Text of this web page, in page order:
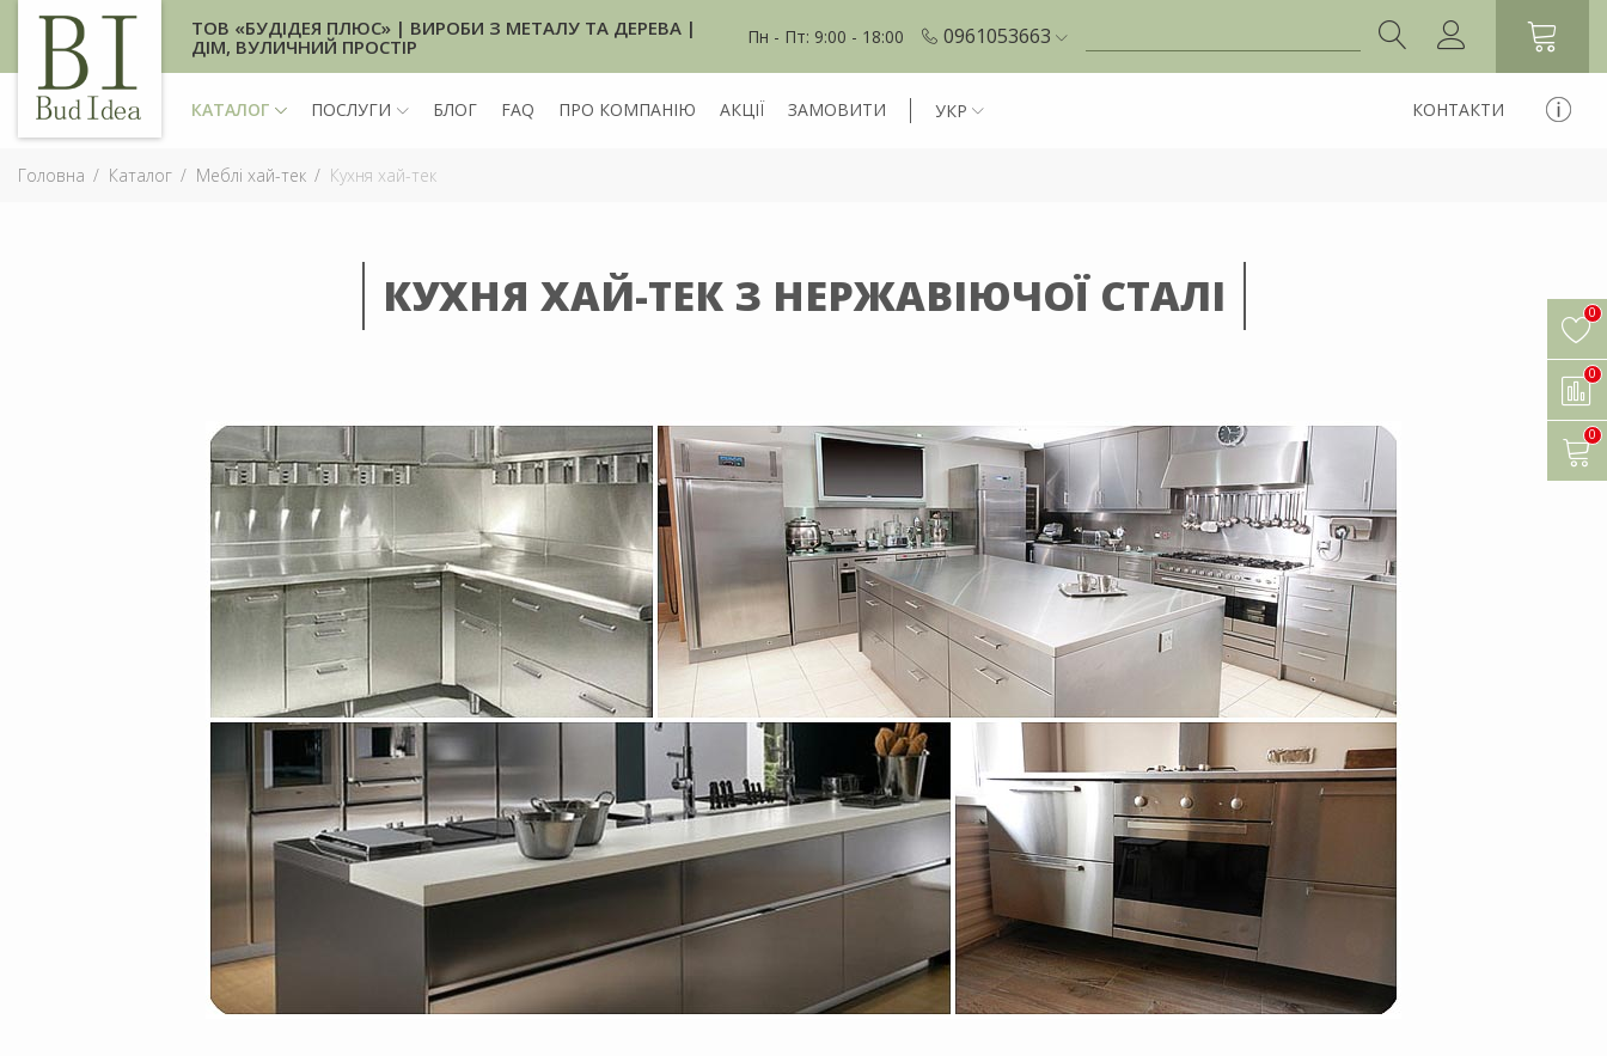
ТОВ «БУДІДЕЯ ПЛЮС» | ВИРОБИ З МЕТАЛУ ТА ДЕРЕВА |
ДІМ, ВУЛИЧНИЙ ПРОСТІР
Пн - Пт: 9:00 - 18:00 0961053663
КАТАЛОГ ПОСЛУГИ БЛОГ FAQ ПРО КОМПАНІЮ АКЦІЇ ЗАМОВИТИ УКР КОНТАКТИ
Головна Каталог Меблі хай-тек Кухня хай-тек
КУХНЯ ХАЙ-ТЕК З НЕРЖАВІЮЧОЇ СТАЛІ 0
0
0